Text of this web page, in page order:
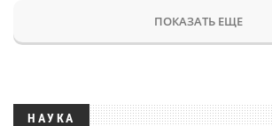
ПОКАЗАТЬ ЕЩЕ
НАУКА